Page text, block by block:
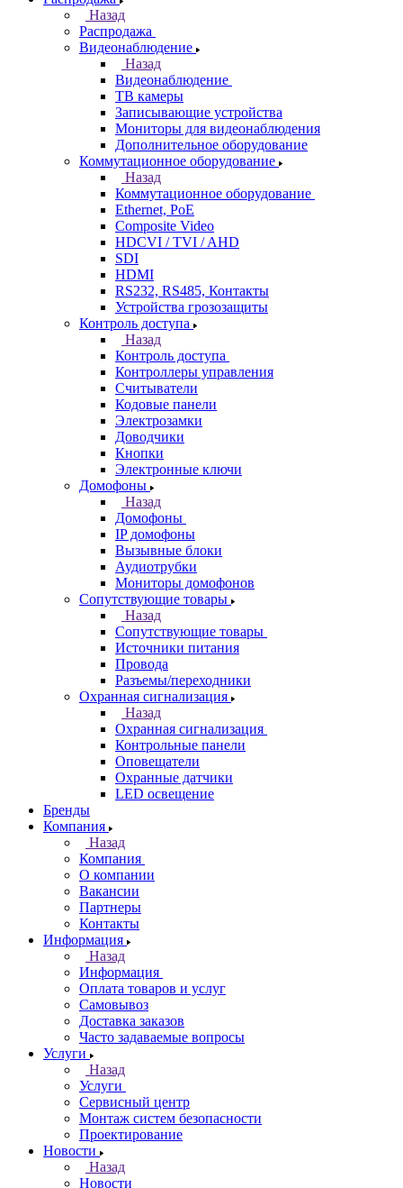
Назад
Распродажа
Видеонаблюдение
Назад
Видеонаблюдение
ТВ камеры
Записывающие устройства
Мониторы для видеонаблюдения
Дополнительное оборудование
Коммутационное оборудование
Назад
Коммутационное оборудование
Ethernet, PoE
Composite Video
HDCVI / TVI / AHD
SDI
HDMI
RS232, RS485, Контакты
Устройства грозозащиты
Контроль доступа
Назад
Контроль доступа
Контроллеры управления
Считыватели
Кодовые панели
Электрозамки
Доводчики
Кнопки
Электронные ключи
Домофоны
Назад
Домофоны
IP домофоны
Вызывные блоки
Аудиотрубки
Мониторы домофонов
Сопутствующие товары
Назад
Сопутствующие товары
Источники питания
Провода
Разъемы/переходники
Охранная сигнализация
Назад
Охранная сигнализация
Контрольные панели
Оповещатели
Охранные датчики
LED освещение
Бренды
Компания
Назад
Компания
О компании
Вакансии
Партнеры
Контакты
Информация
Назад
Информация
Оплата товаров и услуг
Самовывоз
Доставка заказов
Часто задаваемые вопросы
Услуги
Назад
Услуги
Сервисный центр
Монтаж систем безопасности
Проектирование
Новости
Назад
Новости